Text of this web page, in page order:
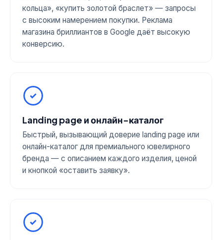
кольца», «купить золотой браслет» — запросы
с высоким намерением покупки. Реклама
магазина бриллиантов в Google даёт высокую
конверсию.
Landing page и онлайн-каталог
Быстрый, вызывающий доверие landing page или
онлайн-каталог для премиального ювелирного
бренда — с описанием каждого изделия, ценой
и кнопкой «оставить заявку».